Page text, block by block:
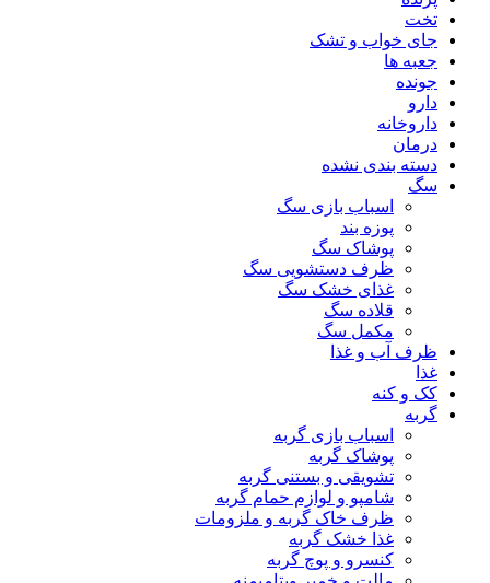
تخت
جای خواب و تشک
جعبه ها
جونده
دارو
داروخانه
درمان
دسته بندی نشده
سگ
اسباب بازی سگ
پوزه بند
پوشاک سگ
ظرف دستشویی سگ
غذای خشک سگ
قلاده سگ
مکمل سگ
ظرف آب و غذا
غذا
کک و کنه
گربه
اسباب بازی گربه
پوشاک گربه
تشویقی و بستنی گربه
شامپو و لوازم حمام گربه
ظرف خاک گربه و ملزومات
غذا خشک گربه
کنسرو و پوچ گربه